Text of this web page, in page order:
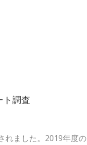
ト調査
れました。2019年度の